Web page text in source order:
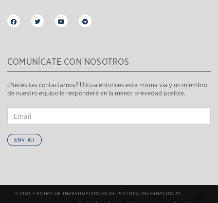
COMUNÍCATE CON NOSOTROS
¿Necesitas contactarnos? Ulitiza entonces esta misma vía y un miembro
de nuestro equipo le responderá en la menor brevedad posible.
ENVIAR
© 2021. CENTRO DE INVESTIGACIONES DE POLÍTICA INTERNACIONAL.